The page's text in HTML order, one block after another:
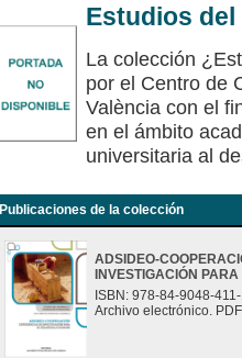
Estudios
La colección
por el Centro de
València con el
en el ámbito
universitaria al
Publicaciones de la colección
ADSIDEO-
INVESTIGACIÓN
ISBN: 978-84-9048-
Archivo electrónico.